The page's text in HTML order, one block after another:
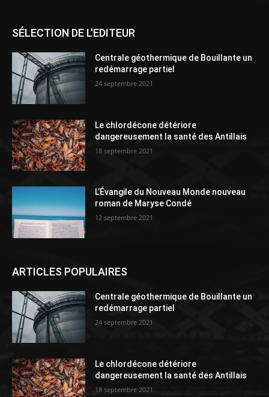
SÉLECTION DE L'EDITEUR
Centrale géothermique de Bouillante un
redémarrage partiel
24 septembre 2021
Le chlordécone détériore
dangereusement la santé des Antillais
18 septembre 2021
L’Évangile du Nouveau Monde nouveau
roman de Maryse Condé
12 septembre 2021
ARTICLES POPULAIRES
Centrale géothermique de Bouillante un
redémarrage partiel
24 septembre 2021
Le chlordécone détériore
dangereusement la santé des Antillais
18 septembre 2021